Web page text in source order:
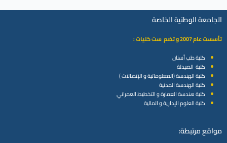
الجامعة الوطنية الخاصة
تأسست عام 2007 و تضم ست كليات :
كلية طب أسنان
كلية الصيدلة
كلية الهندسة (المعلوماتية و الإتصالات )
كلية الهندسة المدنية
كلية هندسة العمارة و التخطيط العمراني
كلية العلوم الإدارية و المالية
مواقع مرتبطة: